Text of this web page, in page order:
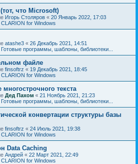
что Microsoft)
Игорь Столяров « 20 Январь 2022, 17:03
CLARION for Windows
atashe3 « 26 Декабрь 2021, 14:51
Готовые программы, шаблоны, библиотеки...
файле
finsoftrz « 19 Декабрь 2021, 18:45
CLARION for Windows
текста
Дед Пахом « 21 Ноябрь 2021, 21:23
Готовые программы, шаблоны, библиотеки...
конвертации структуры базы
finsoftrz « 24 Июль 2021, 19:38
CLARION for Windows
Data Caching
Андрей « 22 Март 2021, 22:49
CLARION for Windows